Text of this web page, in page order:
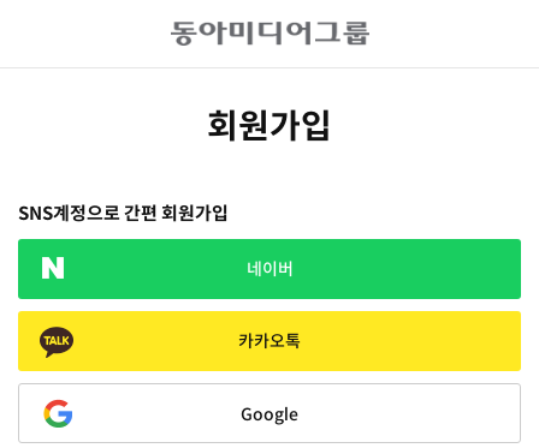
회원가입
SNS계정으로 간편 회원가입
네이버
카카오톡
Google